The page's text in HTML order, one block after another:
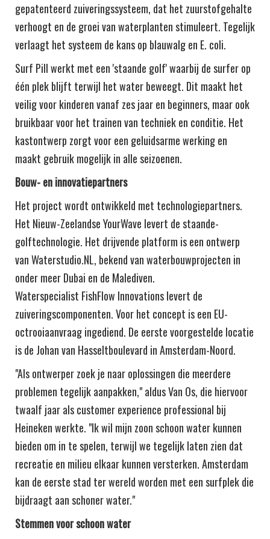
gepatenteerd zuiveringssysteem, dat het zuurstofgehalte
verhoogt en de groei van waterplanten stimuleert. Tegelijk
verlaagt het systeem de kans op blauwalg en E. coli.
Surf Pill werkt met een 'staande golf' waarbij de surfer op
één plek blijft terwijl het water beweegt. Dit maakt het
veilig voor kinderen vanaf zes jaar en beginners, maar ook
bruikbaar voor het trainen van techniek en conditie. Het
kastontwerp zorgt voor een geluidsarme werking en
maakt gebruik mogelijk in alle seizoenen.
Bouw- en innovatiepartners
Het project wordt ontwikkeld met technologiepartners.
Het Nieuw-Zeelandse YourWave levert de staande-
golftechnologie. Het drijvende platform is een ontwerp
van Waterstudio.NL, bekend van waterbouwprojecten in
onder meer Dubai en de Malediven.
Waterspecialist FishFlow Innovations levert de
zuiveringscomponenten. Voor het concept is een EU-
octrooiaanvraag ingediend. De eerste voorgestelde locatie
is de Johan van Hasseltboulevard in Amsterdam-Noord.
"Als ontwerper zoek je naar oplossingen die meerdere
problemen tegelijk aanpakken," aldus Van Os, die hiervoor
twaalf jaar als customer experience professional bij
Heineken werkte. "Ik wil mijn zoon schoon water kunnen
bieden om in te spelen, terwijl we tegelijk laten zien dat
recreatie en milieu elkaar kunnen versterken. Amsterdam
kan de eerste stad ter wereld worden met een surfplek die
bijdraagt aan schoner water."
Stemmen voor schoon water